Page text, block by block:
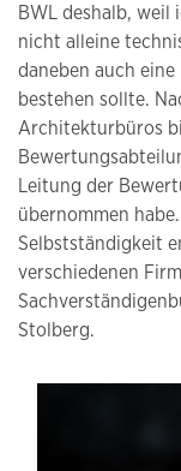
BWL deshalb, weil
nicht alleine
daneben auch
bestehen sollte.
Architekturbüros
Leitung der
übernommen
Selbstständigkeit
verschiedenen
Stolberg.